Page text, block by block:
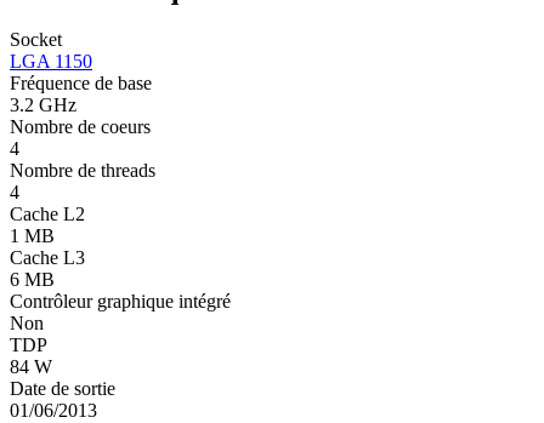
Socket
LGA 1150
Fréquence de base
3.2 GHz
Nombre de coeurs
4
Nombre de threads
4
Cache L2
1 MB
Cache L3
6 MB
Contrôleur graphique intégré
Non
TDP
84 W
Date de sortie
01/06/2013